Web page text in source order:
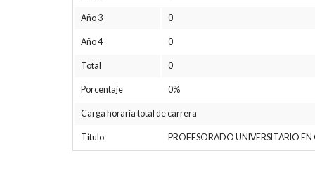
Año 3 0
Año 4 0
Total 0
Porcentaje 0%
Carga horaria total de carrera
Título PROFESORADO UNIVERSITARIO